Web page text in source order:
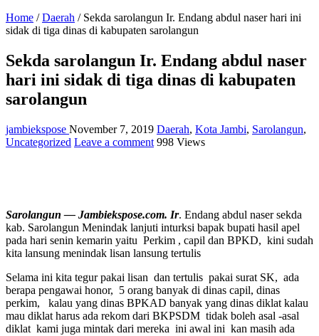
Home / Daerah / Sekda sarolangun Ir. Endang abdul naser hari ini
sidak di tiga dinas di kabupaten sarolangun
Sekda sarolangun Ir. Endang abdul naser
hari ini sidak di tiga dinas di kabupaten
sarolangun
jambiekspose November 7, 2019 Daerah, Kota Jambi, Sarolangun,
Uncategorized Leave a comment 998 Views
Sarolangun — Jambiekspose.com. Ir. Endang abdul naser sekda
kab. Sarolangun Menindak lanjuti inturksi bapak bupati hasil apel
pada hari senin kemarin yaitu Perkim , capil dan BPKD, kini sudah
kita lansung menindak lisan lansung tertulis
Selama ini kita tegur pakai lisan dan tertulis pakai surat SK, ada
berapa pengawai honor, 5 orang banyak di dinas capil, dinas
perkim, kalau yang dinas BPKAD banyak yang dinas diklat kalau
mau diklat harus ada rekom dari BKPSDM tidak boleh asal -asal
diklat kami juga mintak dari mereka ini awal ini kan masih ada